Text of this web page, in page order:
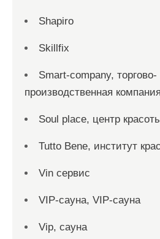
Shapiro
Skillfix
Smart-company, торгово-
производственная компания
Soul place, центр
Tutto Bene, институт
Vin сервис
VIP-сауна, VIP-сауна
Vip, сауна